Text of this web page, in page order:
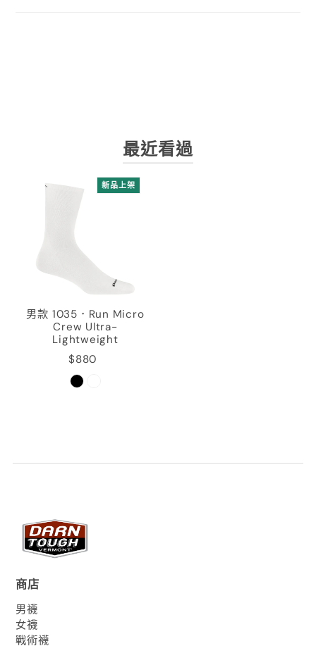
最近看過
新品上架
男款 1035．Run Micro
Crew Ultra-
Lightweight
$880
商店
男襪
女襪
戰術襪